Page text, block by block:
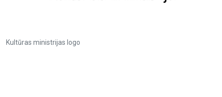
Kultūras ministrijas logo